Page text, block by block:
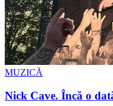
MUZICĂ
Nick Cave. Încă o